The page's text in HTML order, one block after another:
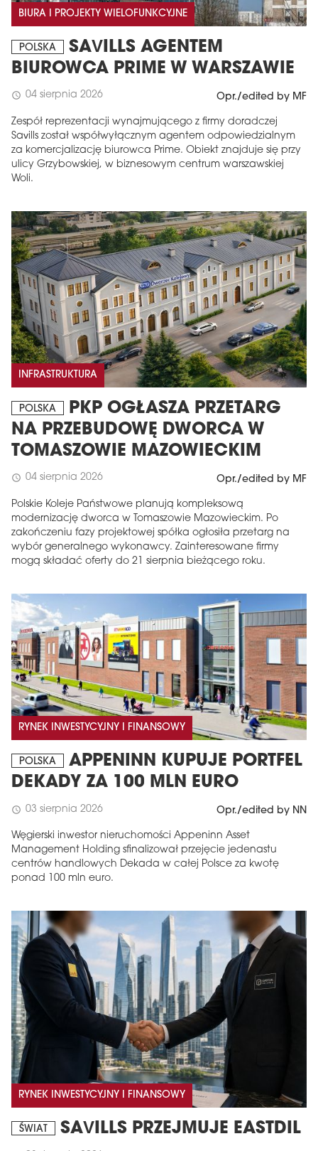
BIURA I PROJEKTY WIELOFUNKCYJNE
POLSKA
SAVILLS AGENTEM
BIUROWCA PRIME W WARSZAWIE
schedule 04 sierpnia 2026 Opr./edited by MF
Zespół reprezentacji wynajmującego z firmy doradczej
Savills został współwyłącznym agentem odpowiedzialnym
za komercjalizację biurowca Prime. Obiekt znajduje się przy
ulicy Grzybowskiej, w biznesowym centrum warszawskiej
Woli.
INFRASTRUKTURA
POLSKA
PKP OGŁASZA PRZETARG
NA PRZEBUDOWĘ DWORCA W
TOMASZOWIE MAZOWIECKIM
schedule 04 sierpnia 2026 Opr./edited by MF
Polskie Koleje Państwowe planują kompleksową
modernizację dworca w Tomaszowie Mazowieckim. Po
zakończeniu fazy projektowej spółka ogłosiła przetarg na
wybór generalnego wykonawcy. Zainteresowane firmy
mogą składać oferty do 21 sierpnia bieżącego roku.
RYNEK INWESTYCYJNY I FINANSOWY
POLSKA
APPENINN KUPUJE PORTFEL
DEKADY ZA 100 MLN EURO
schedule 03 sierpnia 2026 Opr./edited by NN
Węgierski inwestor nieruchomości Appeninn Asset
Management Holding sfinalizował przejęcie jedenastu
centrów handlowych Dekada w całej Polsce za kwotę
ponad 100 mln euro.
RYNEK INWESTYCYJNY I FINANSOWY
ŚWIAT SAVILLS PRZEJMUJE EASTDIL